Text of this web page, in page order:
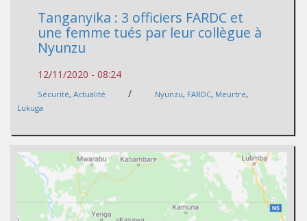
Tanganyika : 3 officiers FARDC et
une femme tués par leur collègue à
Nyunzu
12/11/2020 - 08:24
Sécurité, Actualité / Nyunzu, FARDC, Meurtre,
Lukuga